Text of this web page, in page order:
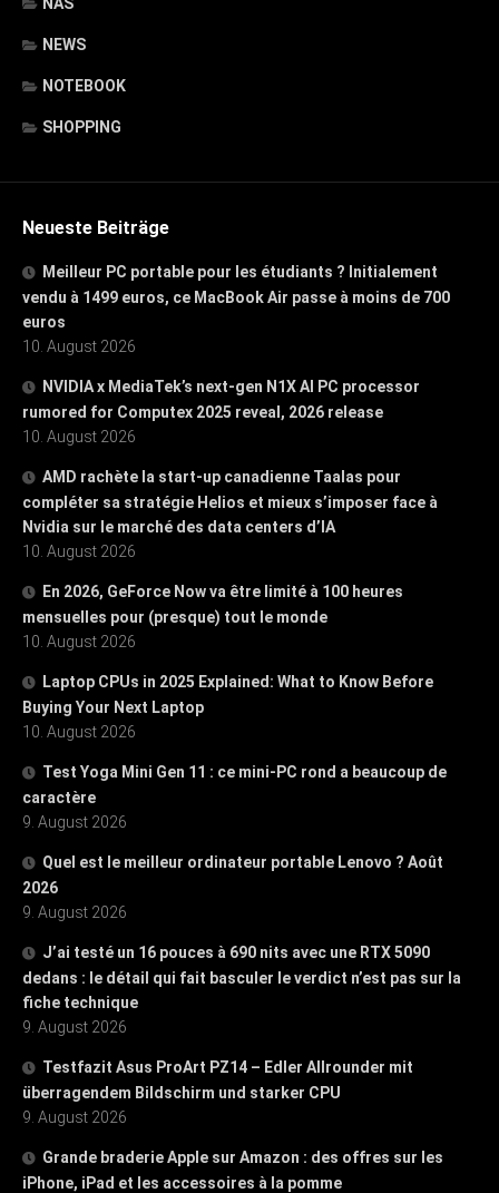
NEWS
NOTEBOOK
SHOPPING
Neueste Beiträge
Meilleur PC portable pour les étudiants ? Initialement
vendu à 1499 euros, ce MacBook Air passe à moins de 700
euros
10. August 2026
NVIDIA x MediaTek’s next-gen N1X AI PC processor
rumored for Computex 2025 reveal, 2026 release
10. August 2026
AMD rachète la start-up canadienne Taalas pour
compléter sa stratégie Helios et mieux s’imposer face à
Nvidia sur le marché des data centers d’IA
10. August 2026
En 2026, GeForce Now va être limité à 100 heures
mensuelles pour (presque) tout le monde
10. August 2026
Laptop CPUs in 2025 Explained: What to Know Before
Buying Your Next Laptop
10. August 2026
Test Yoga Mini Gen 11 : ce mini-PC rond a beaucoup de
caractère
9. August 2026
Quel est le meilleur ordinateur portable Lenovo ? Août
2026
9. August 2026
J’ai testé un 16 pouces à 690 nits avec une RTX 5090
dedans : le détail qui fait basculer le verdict n’est pas sur la
fiche technique
9. August 2026
Testfazit Asus ProArt PZ14 – Edler Allrounder mit
überragendem Bildschirm und starker CPU
9. August 2026
Grande braderie Apple sur Amazon : des offres sur les
iPhone, iPad et les accessoires à la pomme